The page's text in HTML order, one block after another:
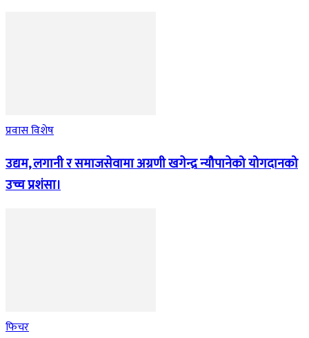
प्रवास विशेष
उद्यम, लगानी र समाजसेवामा अग्रणी खगेन्द्र न्यौपानेको योगदानको
उच्च प्रशंसा।
फिचर